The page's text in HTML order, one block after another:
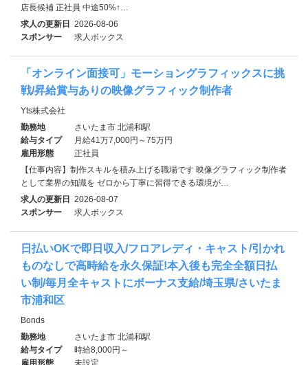
店長候補 正社員 中途50%↑…
求人の更新日 2026-08-06
スポンサー
求人ボックス
「オンライン面接可」モーショングラフィックスに挑
戦/昇給賞与ありの映像グラフィック制作者
Yts株式会社
勤務地
さいたま市 北浦和駅
給与タイプ
月給41万7,000円～75万円
雇用形態
正社員
【仕事内容】制作スキルを積み上げる職場です 映像グラフィック制作者
として業界の知識を ゼロから丁寧に習得できる環境が…
求人の更新日 2026-08-07
スポンサー
求人ボックス
日払いOKで即日収入/フロアレディ・キャスト/引かれ
ものなしで高時給を永久保証!本入後も完全全額日払
い制/毎月全キャストにボーナス支給/埼玉県/さいたま
市浦和区
Bonds
勤務地
さいたま市 北浦和駅
給与タイプ
時給8,000円～
雇用形態
未設定